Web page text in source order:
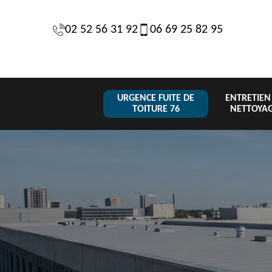
02 52 56 31 92 06 69 25 82 95
URGENCE FUITE DE
TOITURE 76
Réparation de
toiture 76
Urgence fuite
de toiture 76
de
tuile 76